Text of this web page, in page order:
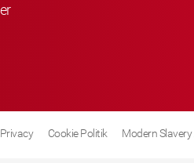
Cookie Politik Modern